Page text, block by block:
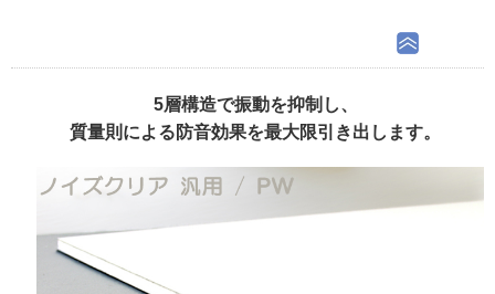
5層構造で振動を抑制し、
質量則による防音効果を最大限引き出します。